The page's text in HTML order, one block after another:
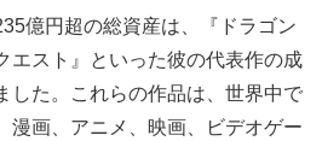
億円超の総資産は、『ドラゴン
エスト』といった彼の代表作の成
した。これらの作品は、世界中で
漫画、アニメ、映画、ビデオゲー